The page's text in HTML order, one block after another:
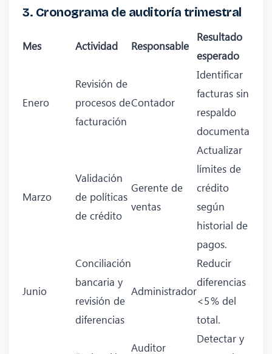
3. Cronograma de auditoría trimestral
Mes Actividad Responsable
Resultado
esperado
Enero
Revisión de
procesos de
facturación
Contador
Identificar
facturas sin
respaldo
documental.
Marzo
Validación
de políticas
de crédito
Gerente de
ventas
Actualizar
límites de
crédito
según
historial de
pagos.
Junio
Conciliación
bancaria y
revisión de
diferencias
Administrador
Reducir
diferencias a
<5 % del
total.
Auditor
Detectar y